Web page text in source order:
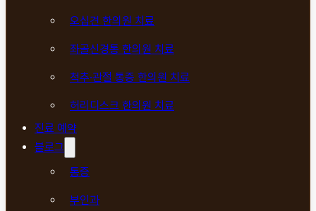
오십견 한의원 치료
좌골신경통 한의원 치료
척추·관절 통증 한의원 치료
허리디스크 한의원 치료
진료 예약
블로그
통증
부인과